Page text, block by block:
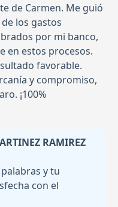
de Carmen. Me guió
los gastos
por mi banco,
en estos procesos.
favorable.
y compromiso,
¡100%
RAMIREZ
y tu
con el